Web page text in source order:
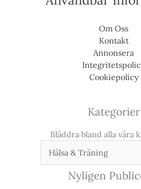
Om Oss
Kontakt
Annonsera
Cookiepolicy
Kategorier
Bläddra bland alla våra
Nyligen